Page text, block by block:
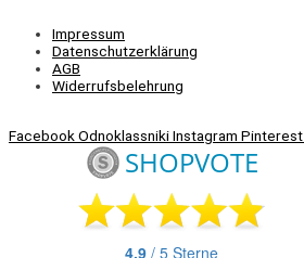
Impressum
Datenschutzerklärung
AGB
Widerrufsbelehrung
FacebookOdnoklassnikiInstagram Pinterest